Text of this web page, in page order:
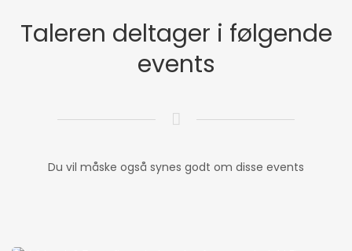
Taleren deltager i følgende
events
Du vil måske også synes godt om disse events